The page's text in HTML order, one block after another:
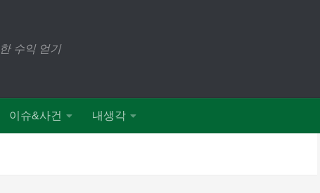
수익 얻기
이슈&사건 내생각